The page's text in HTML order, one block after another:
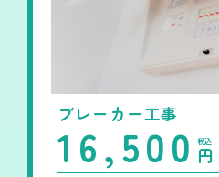
ブレーカー工事
16,500 円
税込